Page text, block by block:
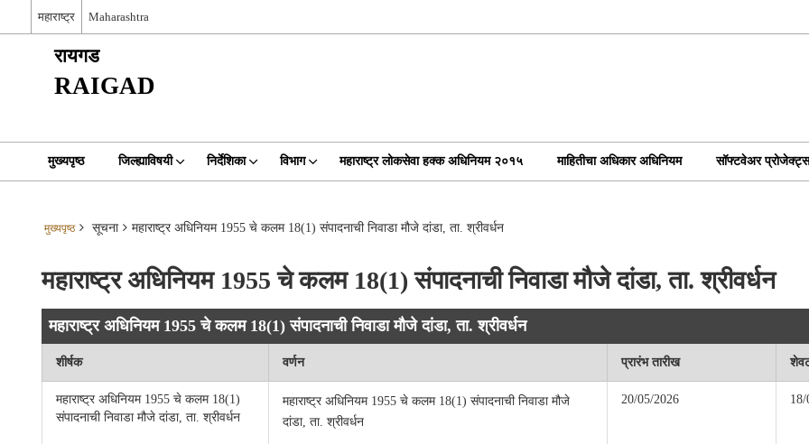
महाराष्ट्र Maharashtra
रायगड
RAIGAD
मुख्यपृष्ठ जिल्ह्याविषयी निर्देशिका विभाग महाराष्ट्र लोकसेवा हक्क अधिनियम २०१५ माहितीचा अधिकार अधिनियम सॉफ्टवेअर प्रोजेक्ट्स
मुख्यपृष्ठ सूचना महाराष्ट्र अधिनियम 1955 चे कलम 18(1) संपादनाची निवाडा मौजे दांडा, ता. श्रीवर्धन
महाराष्ट्र अधिनियम 1955 चे कलम 18(1) संपादनाची निवाडा मौजे दांडा, ता. श्रीवर्धन
महाराष्ट्र अधिनियम 1955 चे कलम 18(1) संपादनाची निवाडा मौजे दांडा, ता. श्रीवर्धन
शीर्षक वर्णन प्रारंभ तारीख
महाराष्ट्र अधिनियम 1955 चे कलम 18(1)
संपादनाची निवाडा मौजे दांडा, ता. श्रीवर्धन
महाराष्ट्र अधिनियम 1955 चे कलम 18(1) संपादनाची निवाडा मौजे
दांडा, ता. श्रीवर्धन
20/05/2026